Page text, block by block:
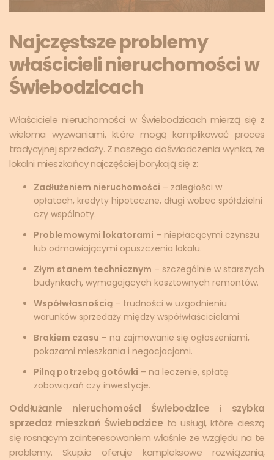
Najczęstsze problemy
właścicieli nieruchomości w
Świebodzicach
Właściciele nieruchomości w Świebodzicach mierzą się z
wieloma wyzwaniami, które mogą komplikować proces
tradycyjnej sprzedaży. Z naszego doświadczenia wynika, że
lokalni mieszkańcy najczęściej borykają się z:
Zadłużeniem nieruchomości – zaległości w
opłatach, kredyty hipoteczne, długi wobec spółdzielni
czy wspólnoty.
Problemowymi lokatorami – niepłacącymi czynszu
lub odmawiającymi opuszczenia lokalu.
Złym stanem technicznym – szczególnie w starszych
budynkach, wymagających kosztownych remontów.
Współwłasnością – trudności w uzgodnieniu
warunków sprzedaży między współwłaścicielami.
Brakiem czasu – na zajmowanie się ogłoszeniami,
pokazami mieszkania i negocjacjami.
Pilną potrzebą gotówki – na leczenie, spłatę
zobowiązań czy inwestycje.
Oddłużanie nieruchomości Świebodzice i szybka
sprzedaż mieszkań Świebodzice to usługi, które cieszą
się rosnącym zainteresowaniem właśnie ze względu na te
problemy. Skup.io oferuje kompleksowe rozwiązania,